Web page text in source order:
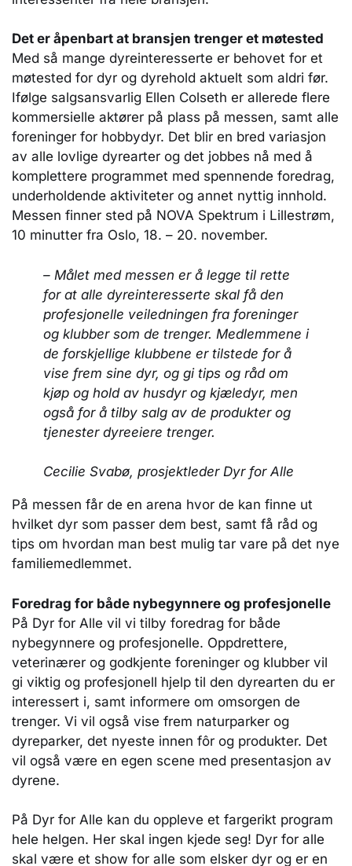
Det er åpenbart at bransjen trenger et møtested
Med så mange dyreinteresserte er behovet for et
møtested for dyr og dyrehold aktuelt som aldri før.
Ifølge salgsansvarlig Ellen Colseth er allerede flere
kommersielle aktører på plass på messen, samt alle
foreninger for hobbydyr. Det blir en bred variasjon
av alle lovlige dyrearter og det jobbes nå med å
komplettere programmet med spennende foredrag,
underholdende aktiviteter og annet nyttig innhold.
Messen finner sted på NOVA Spektrum i Lillestrøm,
10 minutter fra Oslo, 18. – 20. november.
– Målet med messen er å legge til rette
for at alle dyreinteresserte skal få den
profesjonelle veiledningen fra foreninger
og klubber som de trenger. Medlemmene i
de forskjellige klubbene er tilstede for å
vise frem sine dyr, og gi tips og råd om
kjøp og hold av husdyr og kjæledyr, men
også for å tilby salg av de produkter og
tjenester dyreeiere trenger.
Cecilie Svabø, prosjektleder Dyr for Alle
På messen får de en arena hvor de kan finne ut
hvilket dyr som passer dem best, samt få råd og
tips om hvordan man best mulig tar vare på det nye
familiemedlemmet.
Foredrag for både nybegynnere og profesjonelle
På Dyr for Alle vil vi tilby foredrag for både
nybegynnere og profesjonelle. Oppdrettere,
veterinærer og godkjente foreninger og klubber vil
gi viktig og profesjonell hjelp til den dyrearten du er
interessert i, samt informere om omsorgen de
trenger. Vi vil også vise frem naturparker og
dyreparker, det nyeste innen fôr og produkter. Det
vil også være en egen scene med presentasjon av
dyrene.
På Dyr for Alle kan du oppleve et fargerikt program
hele helgen. Her skal ingen kjede seg! Dyr for alle
skal være et show for alle som elsker dyr og er en